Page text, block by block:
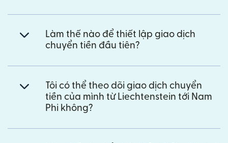
Làm thế nào để thiết lập giao dịch
chuyển tiền đầu tiên?
Tôi có thể theo dõi giao dịch chuyển
tiền của mình từ Liechtenstein tới Nam
Phi không?